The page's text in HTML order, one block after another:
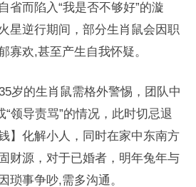
省而陷入“我是否不够好”的漩
星逆行期间，部分生肖鼠会因职
寡欢,甚至产生自我怀疑。
岁的生肖鼠需格外警惕，团队中
“领导责骂”的情况，此时切忌退
】化解小人，同时在家中东南方
财源，对于已婚者，明年兔年与
琐事争吵,需多沟通。